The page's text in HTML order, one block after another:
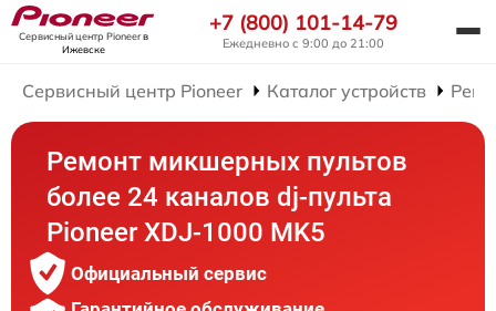
Сервисный центр Pioneerв
Ижевске
+7 (800) 101-14-79
Ежедневно с 9:00 до 21:00
Сервисный центр Pioneer Каталог устройств
Ремонт микшерных пультов
более 24 каналов dj-пульта
Pioneer XDJ-1000 MK5
Официальный сервис